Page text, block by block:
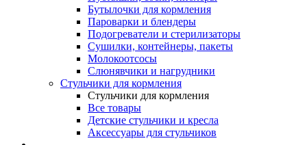
Бутылочки для кормления
Пароварки и блендеры
Подогреватели и стерилизаторы
Сушилки, контейнеры, пакеты
Молокоотсосы
Слюнявчики и нагрудники
Стульчики для кормления
Стульчики для кормления
Все товары
Детские стульчики и кресла
Аксессуары для стульчиков